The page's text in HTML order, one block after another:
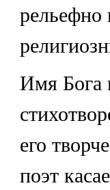
рельефно
Имя Бога
его
поэт